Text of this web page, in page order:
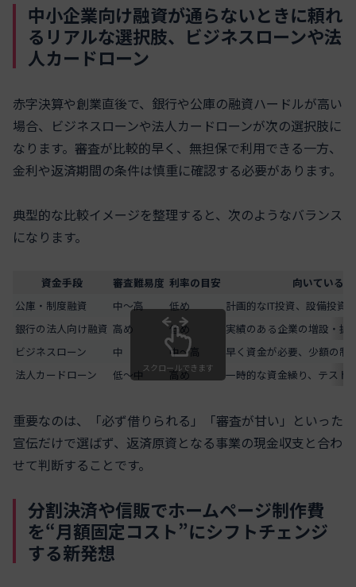
中小企業向け融資が通らないときに頼れ
るリアルな選択肢、ビジネスローンや法
人カードローン
赤字決算や創業直後で、銀行や公庫の融資ハードルが高い
場合、ビジネスローンや法人カードローンが次の選択肢に
なります。審査が比較的早く、無担保で利用できる一方、
金利や返済期間の条件は慎重に確認する必要があります。
典型的な比較イメージを整理すると、次のようなバランス
になります。
資金手段 審査難易度 利率の目安
向いている
公庫・制度融資
中〜高 低め
計画的なIT投資、設備投資
銀行の法人向け融資 高め 低め
実績のある企業の増設・拡
ビジネスローン
中 中〜高
早く資金が必要、少額の制
法人カードローン
低〜中 高め 一時的な資金繰り、テスト
スクロールできます
重要なのは、「必ず借りられる」「審査が甘い」といった
宣伝だけで選ばず、返済原資となる事業の現金収支と合わ
せて判断することです。
分割決済や信販でホームページ制作費
を“月額固定コスト”にシフトチェンジ
する新発想